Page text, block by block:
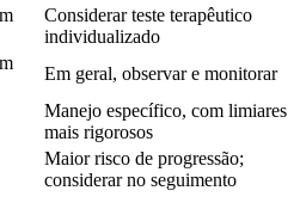
Considerar teste terapêutico
individualizado
Em geral, observar e monitorar
Manejo específico, com limiares
mais rigorosos
Maior risco de progressão;
considerar no seguimento